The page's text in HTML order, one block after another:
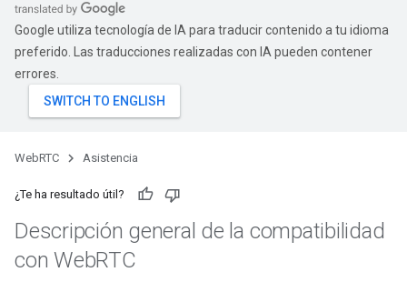
Google utiliza tecnología de IA para traducir contenido a tu idioma
preferido. Las traducciones realizadas con IA pueden contener
errores.
WebRTC Asistencia
¿Te ha resultado útil?
Descripción general de la compatibilidad
con WebRTC